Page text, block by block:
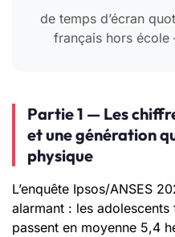
de temps d’écran
français hors
Partie 1 — Les
et une génération
physique
L’enquête Ipsos/ANSES
alarmant : les adolescents
passent en moyenne 5,4